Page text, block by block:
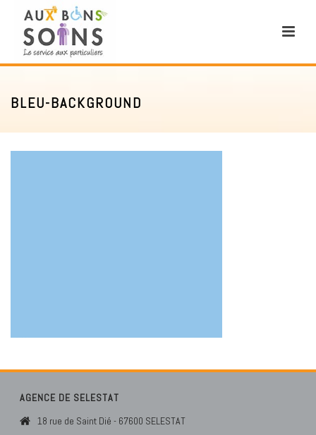
BLEU-BACKGROUND
AGENCE DE SELESTAT
18 rue de Saint Dié - 67600 SELESTAT